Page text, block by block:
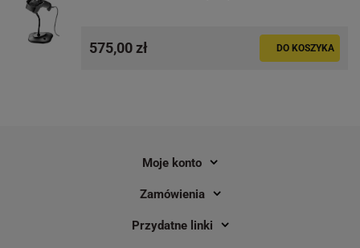
575,00 zł DO KOSZYKA
Moje konto
Zamówienia
Przydatne linki